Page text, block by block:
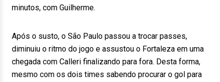
minutos, com Guilherme.
Após o susto, o São Paulo passou a trocar passes,
diminuiu o ritmo do jogo e assustou o Fortaleza em uma
chegada com Calleri finalizando para fora. Desta forma,
mesmo com os dois times sabendo procurar o gol para